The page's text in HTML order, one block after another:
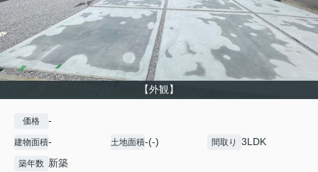
【外観】
価格 -
建物面積- 土地面積-(-) 間取り 3LDK
築年数 新築